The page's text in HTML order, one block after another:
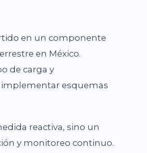
en un componente
en México.
de carga y
implementar esquemas
reactiva, sino un
y monitoreo continuo.